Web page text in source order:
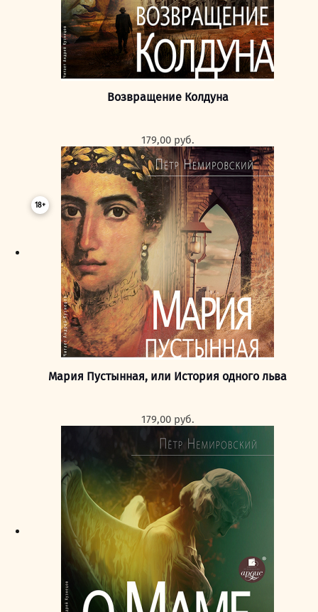
Возвращение Колдуна
179,00 руб.
18+
Мария Пустынная, или История одного льва
179,00 руб.